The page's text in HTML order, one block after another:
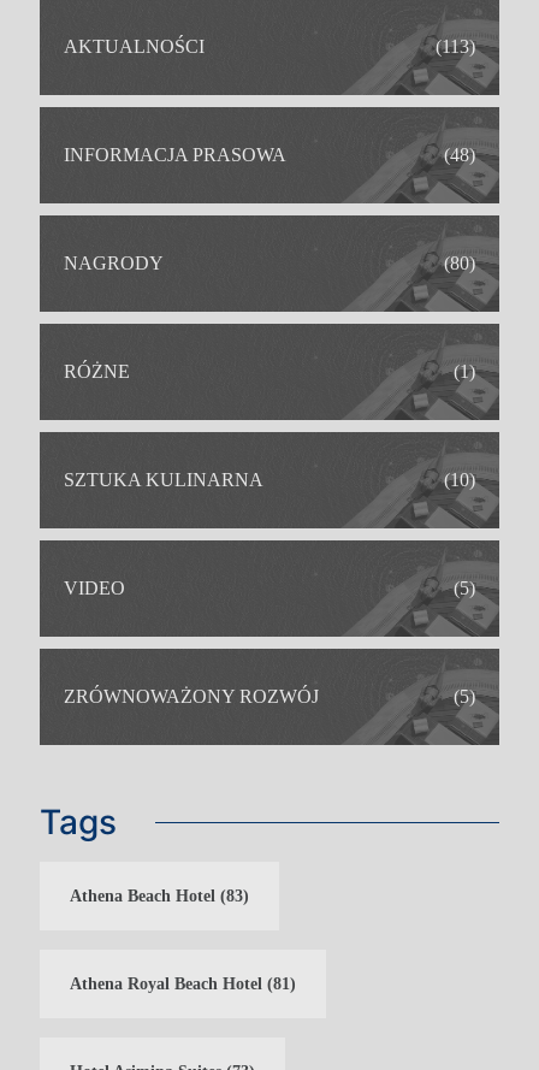
WAKACJE RODZINNE
WAKACJE TYLKO DLA
AKTUALNOŚCI (113)
INFORMACJA PRASOWA (48)
NAGRODY (80)
RÓŻNE (1)
SZTUKA KULINARNA (10)
VIDEO (5)
ZRÓWNOWAŻONY ROZWÓJ (5)
Tags
Athena Beach Hotel (83)
Athena Royal Beach Hotel (81)